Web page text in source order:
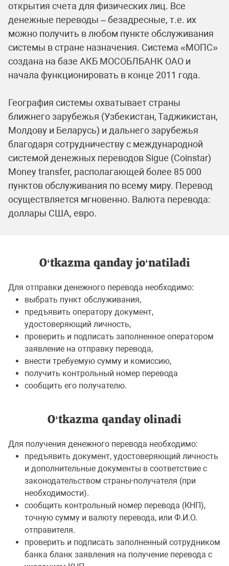
открытия счета для физических лиц. Все
денежные переводы – безадресные, т.е. их
можно получить в любом пункте обслуживания
системы в стране назначения. Система «МОПС»
создана на базе АКБ МОСОБЛБАНК ОАО и
начала функционировать в конце 2011 года.
География системы охватывает страны
ближнего зарубежья (Узбекистан, Таджикистан,
Молдову и Беларусь) и дальнего зарубежья
благодаря сотрудничеству с международной
системой денежных переводов Sigue (Coinstar)
Money transfer, располагающей более 85 000
пунктов обслуживания по всему миру. Перевод
осуществляется мгновенно. Валюта перевода:
доллары США, евро.
O‘tkazma qanday jo‘natiladi
Для отправки денежного перевода необходимо:
выбрать пункт обслуживания,
предъявить оператору документ,
удостоверяющий личность,
проверить и подписать заполненное оператором
заявление на отправку перевода,
внести требуемую сумму и комиссию,
получить контрольный номер перевода
сообщить его получателю.
O‘tkazma qanday olinadi
Для получения денежного перевода необходимо:
предъявить документ, удостоверяющий личность
и дополнительные документы в соответствие с
законодательством страны-получателя (при
необходимости).
сообщить контрольный номер перевода (КНП),
точную сумму и валюту перевода, или Ф.И.О.
отправителя.
проверить и подписать заполненный сотрудником
банка бланк заявления на получение перевода с